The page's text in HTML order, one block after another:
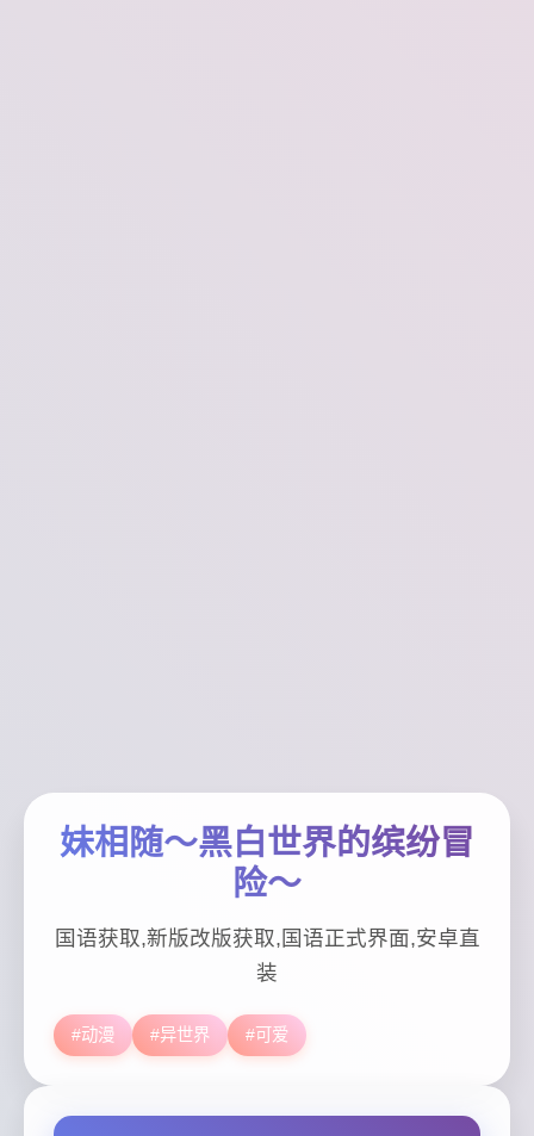
妹相随～黑白世界的缤纷冒
险～
国语获取,新版改版获取,国语正式界面,安卓直
装
#动漫 #异世界 #可爱